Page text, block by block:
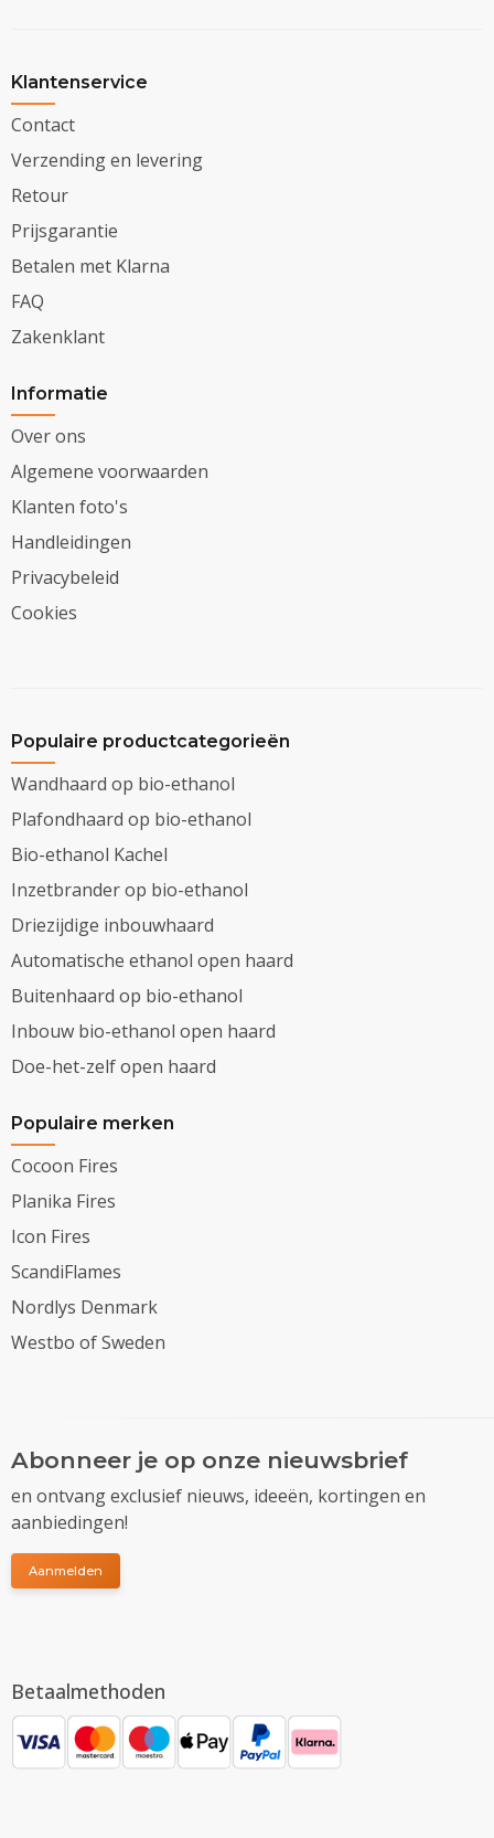
Klantenservice
Contact
Verzending en levering
Retour
Prijsgarantie
Betalen met Klarna
FAQ
Zakenklant
Informatie
Over ons
Algemene voorwaarden
Klanten foto's
Handleidingen
Privacybeleid
Cookies
Populaire productcategorieën
Wandhaard op bio-ethanol
Plafondhaard op bio-ethanol
Bio-ethanol Kachel
Inzetbrander op bio-ethanol
Driezijdige inbouwhaard
Automatische ethanol open haard
Buitenhaard op bio-ethanol
Inbouw bio-ethanol open haard
Doe-het-zelf open haard
Populaire merken
Cocoon Fires
Planika Fires
Icon Fires
ScandiFlames
Nordlys Denmark
Westbo of Sweden
Abonneer je op onze nieuwsbrief
en ontvang exclusief nieuws, ideeën, kortingen en
aanbiedingen!
Aanmelden
Betaalmethoden